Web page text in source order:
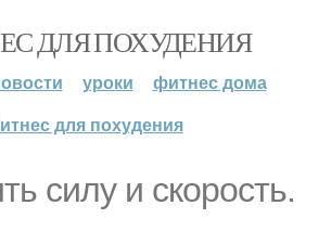
ДЛЯ ПОХУДЕНИЯ
уроки
фитнес дома
для похудения
силу и скорость.